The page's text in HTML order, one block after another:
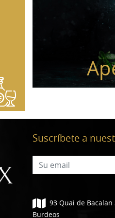
Suscríbete a
93 Quai de Bacalan
Burdeos